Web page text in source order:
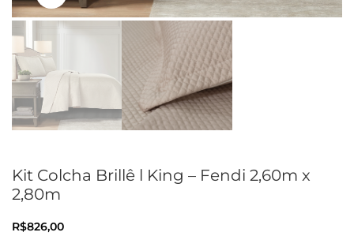
Kit Colcha Brillê l King – Fendi 2,60m x
2,80m
R$826,00